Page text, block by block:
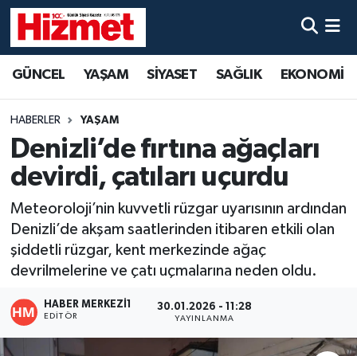
GÜNCEL YAŞAM SİYASET SAĞLIK EKONOMİ
HABERLER YAŞAM
Denizli’de fırtına ağaçları
devirdi, çatıları uçurdu
Meteoroloji’nin kuvvetli rüzgar uyarısının ardından
Denizli’de akşam saatlerinden itibaren etkili olan
şiddetli rüzgar, kent merkezinde ağaç
devrilmelerine ve çatı uçmalarına neden oldu.
HABER MERKEZI1
EDITÖR
30.01.2026 - 11:28
YAYINLANMA
YAŞAM
SİYASET
SAĞLIK
EKONOMİ
KÜLTÜR SANAT
SPOR
MAGAZİN
Denizli Hava Durumu
Denizli Trafik Yoğunluk Haritası
Süper Lig Puan Durumu ve Fikstür
Tüm Manşetler
Son Dakika Haberleri
Haber Arşivi